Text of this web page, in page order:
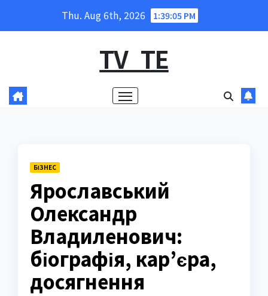
Thu. Aug 6th, 2026 1:39:06 PM
TV_TE
БІЗНЕС
Ярославський
Олександр
Владиленович:
біографія, кар’єра,
досягнення